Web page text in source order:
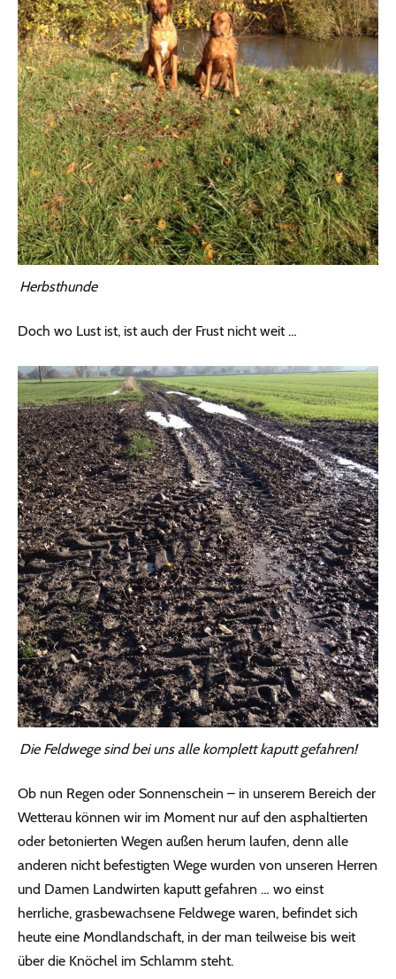
Herbsthunde
Doch wo Lust ist, ist auch der Frust nicht weit …
Die Feldwege sind bei uns alle komplett kaputt gefahren!
Ob nun Regen oder Sonnenschein – in unserem Bereich der
Wetterau können wir im Moment nur auf den asphaltierten
oder betonierten Wegen außen herum laufen, denn alle
anderen nicht befestigten Wege wurden von unseren Herren
und Damen Landwirten kaputt gefahren … wo einst
herrliche, grasbewachsene Feldwege waren, befindet sich
heute eine Mondlandschaft, in der man teilweise bis weit
über die Knöchel im Schlamm steht.